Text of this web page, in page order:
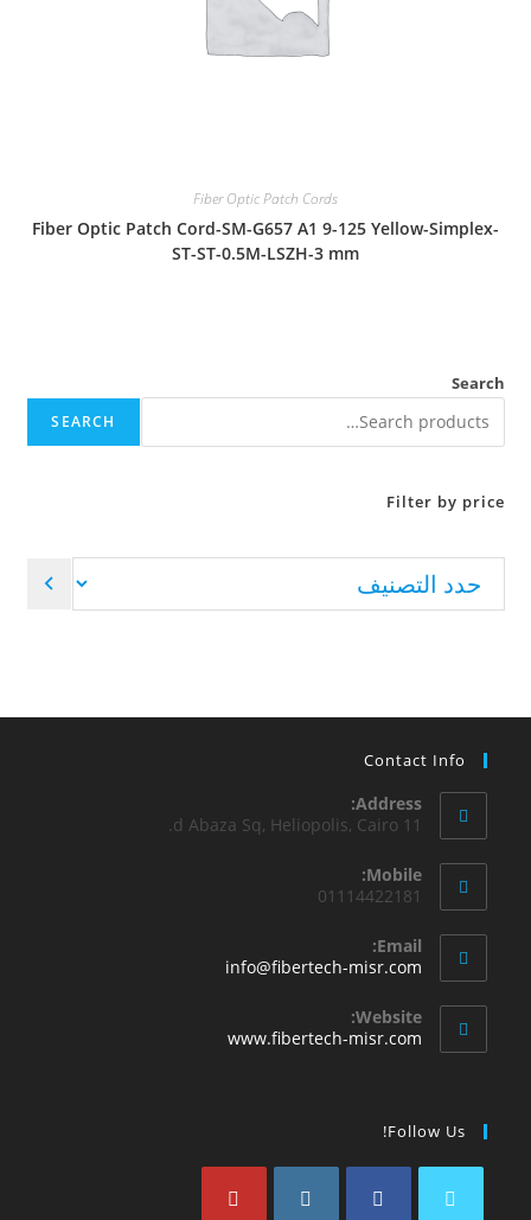
Fiber Optic Patch Cords
Fiber Optic Patch Cord-SM-G657 A1 9-125 Yellow-Simplex-
ST-ST-0.5M-LSZH-3 mm
Search
SEARCH
Filter by price
Contact Info
Address:
11 d Abaza Sq, Heliopolis, Cairo.
Mobile:
01114422181
Email:
info@fibertech-misr.com
Website:
www.fibertech-misr.com
Follow Us!